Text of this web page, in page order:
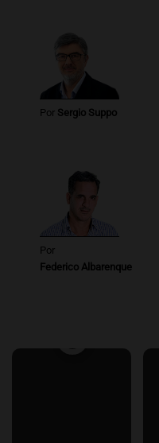
Por Sergio Suppo
Por
Federico Albarenque